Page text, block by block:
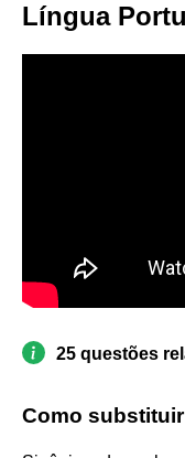
Língua
25 questões
Como